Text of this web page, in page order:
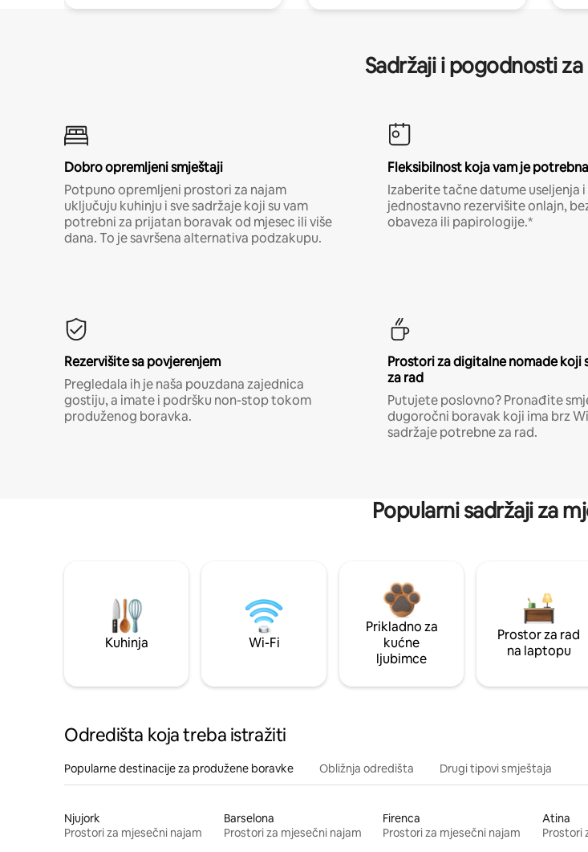
Sadržaji i pogodnosti
Dobro opremljeni smještaji
Potpuno opremljeni prostori za najam
uključuju kuhinju i sve sadržaje koji su vam
potrebni za prijatan boravak od mjesec ili više
dana. To je savršena alternativa podzakupu.
Fleksibilnost koja vam je potrebna
Izaberite tačne datume useljenja i
jednostavno rezervišite onlajn,
obaveza ili papirologije.*
Rezervišite sa povjerenjem
Pregledala ih je naša pouzdana zajednica
gostiju, a imate i podršku non-stop tokom
produženog boravka.
Prostori za digitalne nomade koji
za rad
Putujete poslovno? Pronađite
dugoročni boravak koji ima brz
sadržaje potrebne za rad.
Popularni sadržaji za
Kuhinja Wi-Fi
Prikladno za
kućne
ljubimce
Prostor za rad
na laptopu
Odredišta koja treba istražiti
Popularne destinacije za produžene boravke Obližnja odredišta Drugi tipovi smještaja
Njujork
Prostori za mjesečni najam
Barselona
Prostori za mjesečni najam
Firenca
Prostori za mjesečni najam
Atina
Prostori